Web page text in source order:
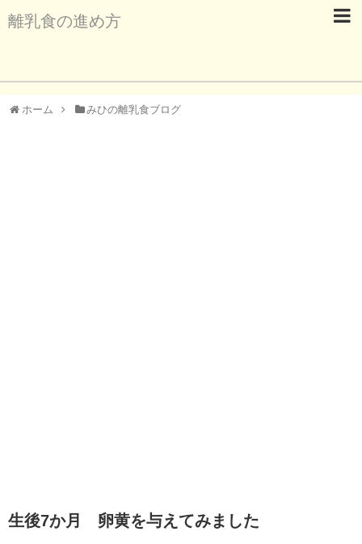
離乳食の進め方
ホーム みひの離乳食ブログ
生後7か月 卵黄を与えてみました